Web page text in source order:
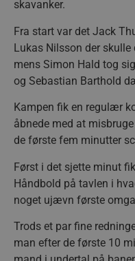
skavanker.
Fra start var det Jack
Lukas Nilsson der
mens Simon Hald tog
og Sebastian Barthold
Kampen fik en regulær
åbnede med at
de første fem minutter
Først i det sjette minut
Håndbold på tavlen i
noget ujævn første
Trods et par fine
man efter de første 10